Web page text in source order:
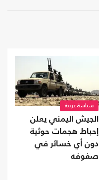
سياسة عربية
الجيش اليمني يعلن
إحباط هجمات حوثية
دون أي خسائر في
صفوفه